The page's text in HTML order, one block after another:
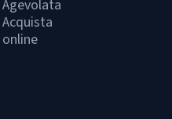
Agevolata
Acquista
online